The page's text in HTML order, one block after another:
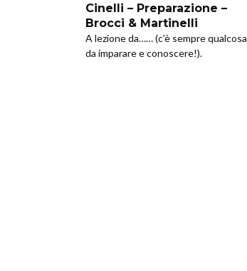
Cinelli – Preparazione –
Brocci & Martinelli
A lezione da…… (c’è sempre qualcosa
da imparare e conoscere!).